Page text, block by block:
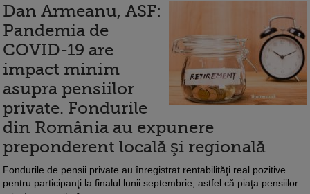
Dan Armeanu, ASF:
Pandemia de
COVID-19 are
impact minim
asupra pensiilor
private. Fondurile
din România au expunere
preponderent locală şi regională
Fondurile de pensii private au înregistrat rentabilităţi real pozitive
pentru participanţi la finalul lunii septembrie, astfel că piaţa pensiilor